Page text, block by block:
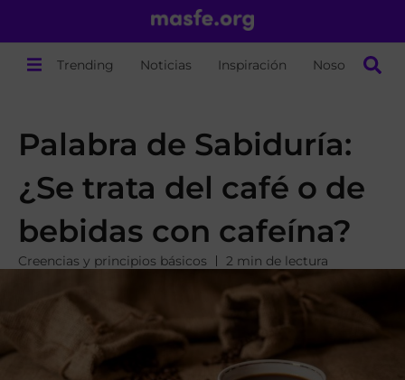
Trending Noticias Inspiración Nosotros
Palabra de Sabiduría:
¿Se trata del café o de
bebidas con cafeína?
Creencias y principios básicos 2 min de lectura